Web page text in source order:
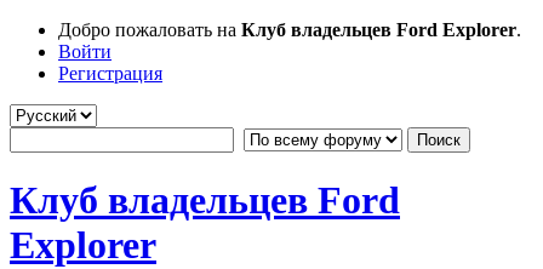
Добро пожаловать на Клуб владельцев Ford Explorer.
Войти
Регистрация
Клуб владельцев Ford
Explorer